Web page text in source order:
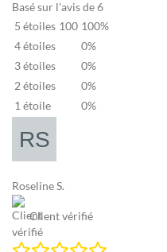
Basé sur l'avis de 6
5 étoiles 100 100%
4 étoiles
0%
3 étoiles
0%
2 étoiles
0%
1 étoile
0%
Roseline S.
Client vérifié